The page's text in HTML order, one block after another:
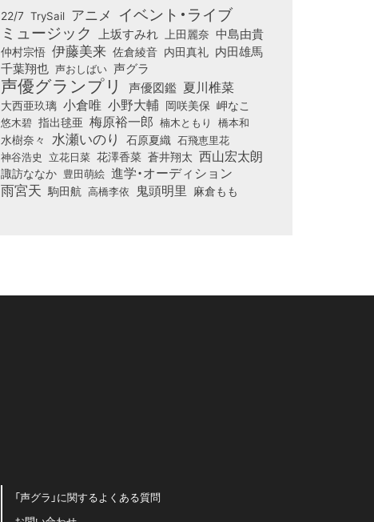
22/7 TrySail アニメ イベント・ライブ
ミュージック 上坂すみれ 上田麗奈 中島由貴
仲村宗悟 伊藤美来 佐倉綾音 内田真礼 内田雄馬
千葉翔也 声おしばい 声グラ
声優グランプリ 声優図鑑 夏川椎菜
大西亜玖璃 小倉唯 小野大輔 岡咲美保 岬なこ
悠木碧 指出毬亜 梅原裕一郎 楠木ともり 橋本和
水樹奈々 水瀬いのり 石原夏織 石飛恵里花
神谷浩史 立花日菜 花澤香菜 蒼井翔太 西山宏太朗
諏訪ななか 豊田萌絵 進学・オーディション
雨宮天 駒田航 高橋李依 鬼頭明里 麻倉もも
「声グラ」に関するよくある質問